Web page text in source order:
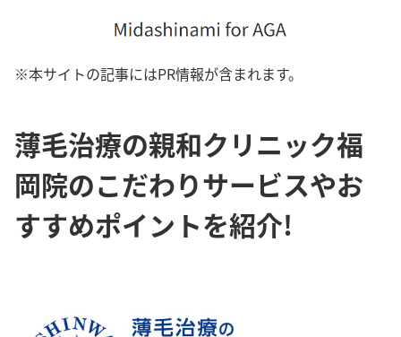
※本サイトの記事にはPR情報が含まれます。
薄毛治療の親和クリニック福
岡院のこだわりサービスやお
すすめポイントを紹介!